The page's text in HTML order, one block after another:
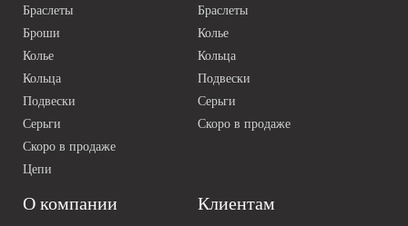
О компании Клиентам
Браслеты
Броши
Колье
Кольца
Подвески
Серьги
Скоро в продаже
Цепи
Браслеты
Колье
Кольца
Подвески
Серьги
Скоро в продаже